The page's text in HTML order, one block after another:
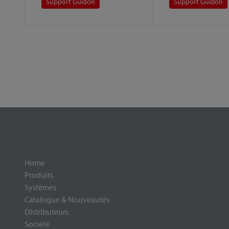
Home
Produits
Systèmes
Catalogue & Nouveautés
Distributeurs
Société